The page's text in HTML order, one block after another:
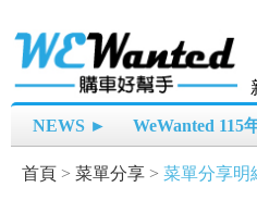
NEWS ► WeWanted 115
首頁 > 菜單分享 > 菜單分享明